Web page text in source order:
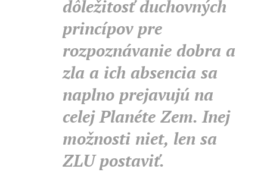
dôležitosť duchovných
princípov pre
rozpoznávanie dobra a
zla a ich absencia sa
naplno prejavujú na
celej Planéte Zem. Inej
možnosti niet, len sa
ZLU postaviť.